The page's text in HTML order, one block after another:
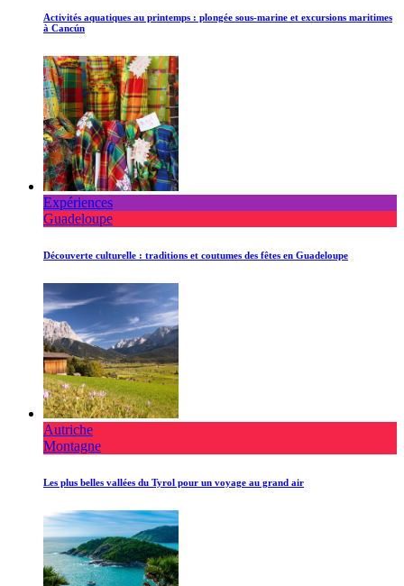
Activités aquatiques au printemps : plongée sous-marine et excursions maritimes
à Cancún
Expériences
Guadeloupe
Découverte culturelle : traditions et coutumes des fêtes en Guadeloupe
Autriche
Montagne
Les plus belles vallées du Tyrol pour un voyage au grand air